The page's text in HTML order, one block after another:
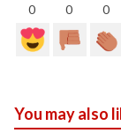
0 0 0
You may also